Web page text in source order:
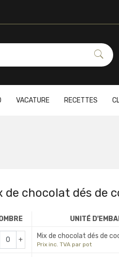
VACATURE RECETTES
de chocolat dés de
UNITÉ
+ Mix de chocolat dés de
Prix inc. TVA par pot